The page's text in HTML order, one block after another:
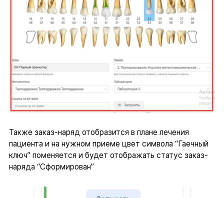
Также заказ-наряд отобразится в плане лечения
пациента и на нужном приеме цвет символа “Гаечный
ключ” поменяется и будет отображать статус заказ-
наряда “Сформирован”